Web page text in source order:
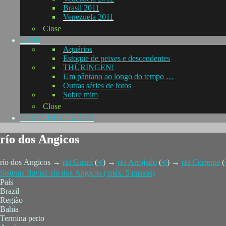
Brasil 2011
Venezuela 2011
Close
L-KO
Aquários
Estoque de peixes e descendentes
THÜRINGEN!
Um pântano ao longo do tempo …
Outras séries de fotos
Sobre mim
Close
POSTE INDICADOR
río dos Angicos
río dos Angicos → rio Guará (⪪) → rio Arrojado (⪪) → rio Corrente (
Sistema fluvial: río dos Angicos ( máx. 5 passos)
País
Brazil
Região
Bahia
Termina perto